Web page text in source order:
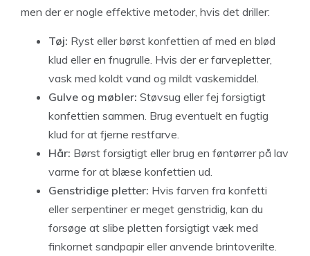
men der er nogle effektive metoder, hvis det driller:
Tøj: Ryst eller børst konfettien af med en blød
klud eller en fnugrulle. Hvis der er farvepletter,
vask med koldt vand og mildt vaskemiddel.
Gulve og møbler: Støvsug eller fej forsigtigt
konfettien sammen. Brug eventuelt en fugtig
klud for at fjerne restfarve.
Hår: Børst forsigtigt eller brug en føntørrer på lav
varme for at blæse konfettien ud.
Genstridige pletter: Hvis farven fra konfetti
eller serpentiner er meget genstridig, kan du
forsøge at slibe pletten forsigtigt væk med
finkornet sandpapir eller anvende brintoverilte.